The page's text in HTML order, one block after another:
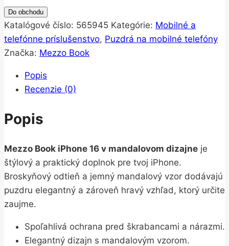
Do obchodu
Katalógové číslo: 565945 Kategórie: Mobilné a
telefónne príslušenstvo, Puzdrá na mobilné telefóny
Značka: Mezzo Book
Popis
Recenzie (0)
Popis
Mezzo Book iPhone 16 v mandalovom dizajne je
štýlový a praktický doplnok pre tvoj iPhone.
Broskyňový odtieň a jemný mandalový vzor dodávajú
puzdru elegantný a zároveň hravý vzhľad, ktorý určite
zaujme.
Spoľahlivá ochrana pred škrabancami a nárazmi.
Elegantný dizajn s mandalovým vzorom.